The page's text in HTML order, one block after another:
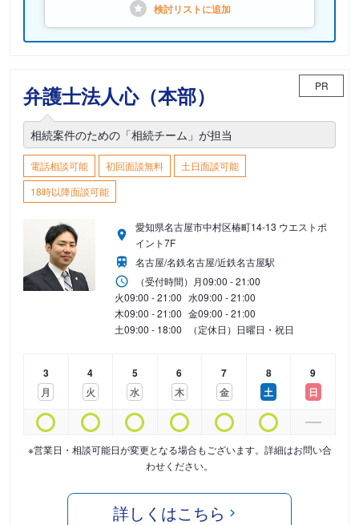
検討リストに追加
弁護士法人心（本部） PR
相続案件のための「相続チーム」が担当
電話相談可能 初回面談無料
土日面談可能
18時以降面談可能
愛知県名古屋市中村区椿町14-13 ウエストポ
イント7F
名古屋/名鉄名古屋/近鉄名古屋駅
（受付時間） 月09:00 - 21:00
火09:00 - 21:00 水09:00 - 21:00
木09:00 - 21:00 金09:00 - 21:00
土09:00 - 18:00 （定休日）日曜日・祝日
3
月
4
火
5
水
6
木
7
金
8
土
9
日
※営業日・相談可能日が変更となる場合もございます。詳細はお問い合
わせください。
詳しくはこちら